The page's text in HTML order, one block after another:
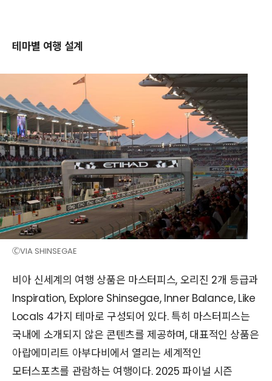
테마별 여행 설계
ⒸVIA SHINSEGAE
비아 신세계의 여행 상품은 마스터피스, 오리진 2개 등급과
Inspiration, Explore Shinsegae, Inner Balance, Like
Locals 4가지 테마로 구성되어 있다. 특히 마스터피스는
국내에 소개되지 않은 콘텐츠를 제공하며, 대표적인 상품은
아랍에미리트 아부다비에서 열리는 세계적인
모터스포츠를 관람하는 여행이다. 2025 파이널 시즌